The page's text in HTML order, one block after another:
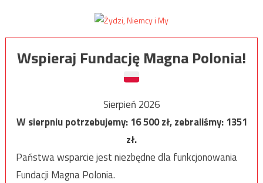
Wspieraj Fundację Magna Polonia!
Sierpień 2026
W sierpniu potrzebujemy:16 500zł, zebraliśmy:1351
zł.
Państwa wsparcie jest niezbędne dla funkcjonowania
Fundacji Magna Polonia.